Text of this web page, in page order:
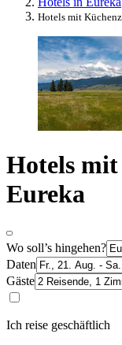
Hotels mit
Hotels
Eureka
Wo soll’s hingehen?
Daten
Gäste
Ich reise geschäftlich